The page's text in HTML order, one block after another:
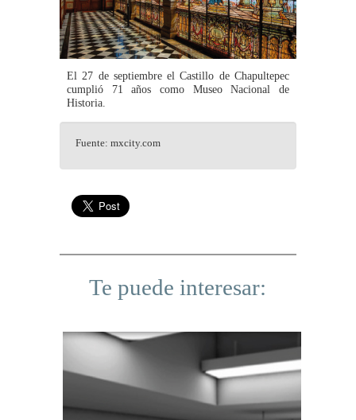
El 27 de septiembre el Castillo de Chapultepec
cumplió 71 años como Museo Nacional de
Historia.
Fuente: mxcity.com
Te puede interesar: